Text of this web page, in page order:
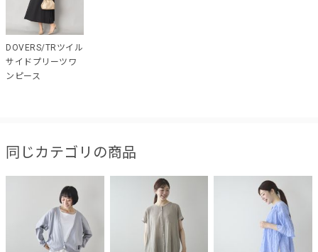
DOVERS/TRツイル
サイドプリーツワ
ンピース
同じカテゴリの商品